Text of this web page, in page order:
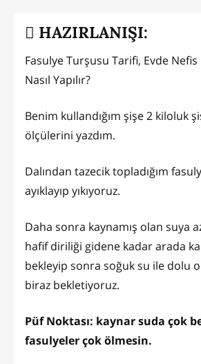
HAZIRLANIŞI:
Fasulye Turşusu Tarifi, Evde
Nasıl Yapılır?
Benim kullandığım şişe 2 kiloluk
ölçülerini yazdım.
Dalından tazecik topladığım
ayıklayıp yıkıyoruz.
Daha sonra kaynamış olan suya
hafif diriliği gidene kadar arada
bekleyip sonra soğuk su ile dolu
biraz bekletiyoruz.
Püf Noktası: kaynar suda çok
fasulyeler çok ölmesin.